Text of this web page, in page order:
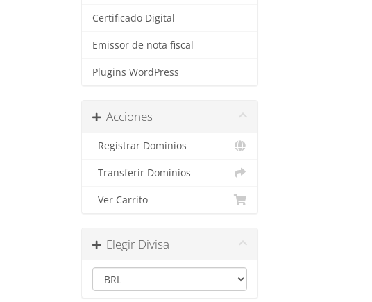
Certificado Digital
Emissor de nota fiscal
Plugins WordPress
Acciones
Registrar Dominios
Transferir Dominios
Ver Carrito
Elegir Divisa